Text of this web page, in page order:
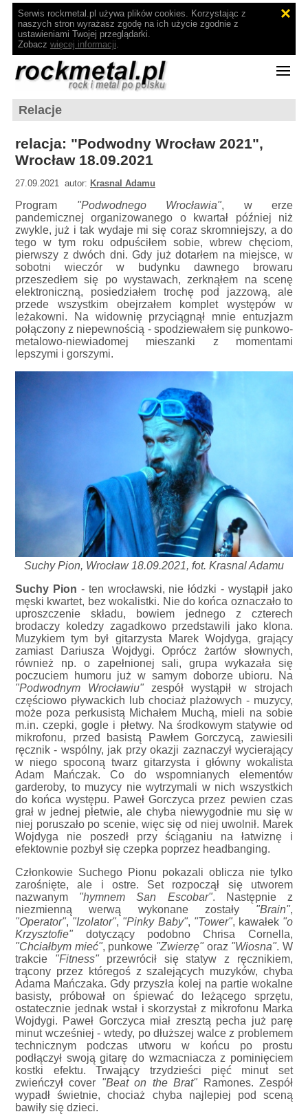
Serwis rockmetal.pl używa plików cookies. Korzystając z
naszych stron wyrażasz zgodę na ich użycie zgodnie z
ustawieniami Twojej przeglądarki.
Zobacz więcej informacji.
Relacje
relacja: "Podwodny Wrocław 2021",
Wrocław 18.09.2021
27.09.2021 autor: Krasnal Adamu
Program "Podwodnego Wrocławia", w erze
pandemicznej organizowanego o kwartał później niż
zwykle, już i tak wydaje mi się coraz skromniejszy, a do
tego w tym roku odpuściłem sobie, wbrew chęciom,
pierwszy z dwóch dni. Gdy już dotarłem na miejsce, w
sobotni wieczór w budynku dawnego browaru
przeszedłem się po wystawach, zerknąłem na scenę
elektroniczną, posiedziałem trochę pod jazzową, ale
przede wszystkim obejrzałem komplet występów w
leżakowni. Na widownię przyciągnął mnie entuzjazm
połączony z niepewnością - spodziewałem się punkowo-
metalowo-niewiadomej mieszanki z momentami
lepszymi i gorszymi.
Suchy Pion, Wrocław 18.09.2021, fot. Krasnal Adamu
Suchy Pion - ten wrocławski, nie łódzki - wystąpił jako
męski kwartet, bez wokalistki. Nie do końca oznaczało to
uproszczenie składu, bowiem jednego z czterech
brodaczy koledzy zagadkowo przedstawili jako klona.
Muzykiem tym był gitarzysta Marek Wojdyga, grający
zamiast Dariusza Wojdygi. Oprócz żartów słownych,
również np. o zapełnionej sali, grupa wykazała się
poczuciem humoru już w samym doborze ubioru. Na
"Podwodnym Wrocławiu"zespół wystąpił w strojach
częściowo pływackich lub chociaż plażowych - muzycy,
może poza perkusistą Michałem Muchą, mieli na sobie
m.in. czepki, gogle i płetwy. Na środkowym statywie od
mikrofonu, przed basistą Pawłem Gorczycą, zawiesili
ręcznik - wspólny, jak przy okazji zaznaczył wycierający
w niego spoconą twarz gitarzysta i główny wokalista
Adam Mańczak. Co do wspomnianych elementów
garderoby, to muzycy nie wytrzymali w nich wszystkich
do końca występu. Paweł Gorczyca przez pewien czas
grał w jednej płetwie, ale chyba niewygodnie mu się w
niej poruszało po scenie, więc się od niej uwolnił. Marek
Wojdyga nie poszedł przy ściąganiu na łatwiznę i
efektownie pozbył się czepka poprzez headbanging.
Członkowie Suchego Pionu pokazali oblicza nie tylko
zarośnięte, ale i ostre. Set rozpoczął się utworem
nazwanym "hymnem San Escobar". Następnie z
niezmienną werwą wykonane zostały "Brain",
"Operator", "Izolator", "Pinky Baby", "Tower", kawałek "o
Krzysztofie"dotyczący podobno Chrisa Cornella,
"Chciałbym mieć", punkowe "Zwierzę"oraz "Wiosna". W
trakcie "Fitness"przewrócił się statyw z ręcznikiem,
trącony przez któregoś z szalejących muzyków, chyba
Adama Mańczaka. Gdy przyszła kolej na partie wokalne
basisty, próbował on śpiewać do leżącego sprzętu,
ostatecznie jednak wstał i skorzystał z mikrofonu Marka
Wojdygi. Paweł Gorczyca miał zresztą pecha już parę
minut wcześniej - wtedy, po dłuższej walce z problemem
technicznym podczas utworu w końcu po prostu
podłączył swoją gitarę do wzmacniacza z pominięciem
kostki efektu. Trwający trzydzieści pięć minut set
zwieńczył cover "Beat on the Brat"Ramones. Zespół
wypadł świetnie, chociaż chyba najlepiej pod sceną
bawiły się dzieci.